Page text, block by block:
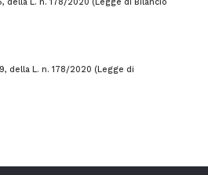
della L. n. 178/2020 (Legge di Bilancio
della L. n. 178/2020 (Legge di